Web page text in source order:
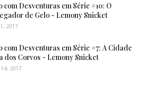
com Desventuras em Série #10: O
de Gelo - Lemony Snicket
2017
com Desventuras em Série #7: A Cidade
dos Corvos - Lemony Snicket
2017